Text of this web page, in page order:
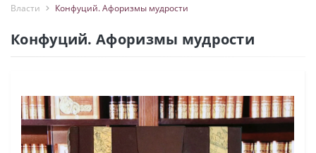
Власти
Конфуций. Афоризмы мудрости
Конфуций. Афоризмы мудрости